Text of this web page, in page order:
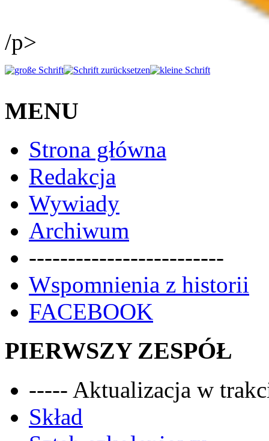
/p>
MENU
Strona główna
Redakcja
Wywiady
Archiwum
-------------------------
Wspomnienia z historii
FACEBOOK
PIERWSZY ZESPÓŁ
----- Aktualizacja w
Skład